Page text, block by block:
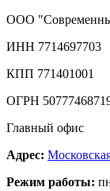
ООО
ИНН 7714697703
КПП 771401001
ОГРН
Главный офис
Адрес:
Режим работы: